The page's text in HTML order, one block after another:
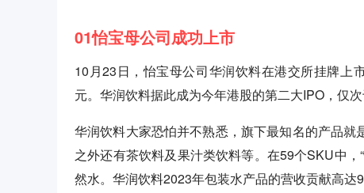
01怡宝母公司成功上市
10月23日，怡宝母公司华润饮料在港交所挂牌上
元。华润饮料据此成为今年港股的第二大IPO，仅次
华润饮料大家恐怕并不熟悉，旗下最知名的产品
之外还有茶饮料及果汁类饮料等。在59个SKU中
然水。华润饮料2023年包装水产品的营收贡献高